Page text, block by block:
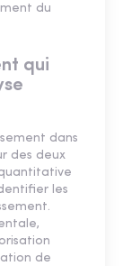
du
qui
dans
des deux
les
de